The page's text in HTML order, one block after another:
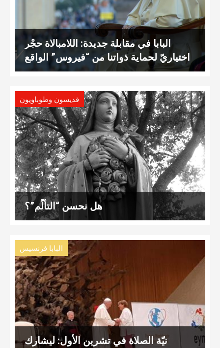
البابا في مقابلة جديدة: اللامبالاة حجْر
اختياريّ لحماية ذواتنا من “فيروس” الواقع
قديسون وطوباويون
هل نحسن “التألّم”؟
البابا فرنسيس
نيّة الصلاة في تشرين الأول: ليشارك